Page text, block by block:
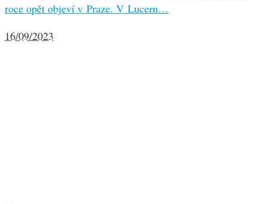
roce opět objeví v Praze. V Lucern…
16/09/2023